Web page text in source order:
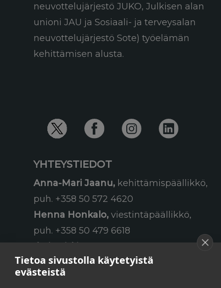
neuvottelujärjestö JUKO, Julkisen alan
unioni JAU ja Sosiaali- ja terveysalan
neuvottelujärjestö Sote) työelämän
kehittämisen alusta.
YHTEYSTIEDOT
Anna-Mari Jaanu, kehittämispäällikkö,
puh. +358 50 572 4620
Henna Honkalo, viestintäpäällikkö,
puh. +358 50 479 6618
tapahtumakoordinaattori,
puh. +358 45 130 3832
Tietoa sivustolla käytetyistä
evästeistä